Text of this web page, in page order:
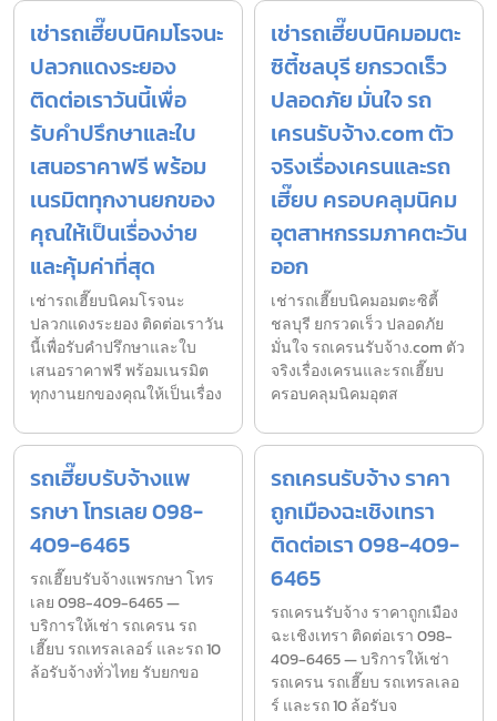
เช่ารถเฮี๊ยบนิคมโรจนะ
ปลวกแดงระยอง
ติดต่อเราวันนี้เพื่อ
รับคำปรึกษาและใบ
เสนอราคาฟรี พร้อม
เนรมิตทุกงานยกของ
คุณให้เป็นเรื่องง่าย
และคุ้มค่าที่สุด
เช่ารถเฮี๊ยบนิคมโรจนะ
ปลวกแดงระยอง ติดต่อเราวัน
นี้เพื่อรับคำปรึกษาและใบ
เสนอราคาฟรี พร้อมเนรมิต
ทุกงานยกของคุณให้เป็นเรื่อง
เช่ารถเฮี๊ยบนิคมอมตะ
ซิตี้ชลบุรี ยกรวดเร็ว
ปลอดภัย มั่นใจ รถ
เครนรับจ้าง.com ตัว
จริงเรื่องเครนและรถ
เฮี๊ยบ ครอบคลุมนิคม
อุตสาหกรรมภาคตะวัน
ออก
เช่ารถเฮี๊ยบนิคมอมตะซิตี้
ชลบุรี ยกรวดเร็ว ปลอดภัย
มั่นใจ รถเครนรับจ้าง.com ตัว
จริงเรื่องเครนและรถเฮี๊ยบ
ครอบคลุมนิคมอุตส
รถเฮี๊ยบรับจ้างแพ
รกษา โทรเลย 098-
409-6465
รถเฮี๊ยบรับจ้างแพรกษา โทร
เลย 098-409-6465 —
บริการให้เช่า รถเครน รถ
เฮี๊ยบ รถเทรลเลอร์ และรถ 10
ล้อรับจ้างทั่วไทย รับยกขอ
รถเครนรับจ้าง ราคา
ถูกเมืองฉะเชิงเทรา
ติดต่อเรา 098-409-
6465
รถเครนรับจ้าง ราคาถูกเมือง
ฉะเชิงเทรา ติดต่อเรา 098-
409-6465 — บริการให้เช่า
รถเครน รถเฮี๊ยบ รถเทรลเลอ
ร์ และรถ 10 ล้อรับจ